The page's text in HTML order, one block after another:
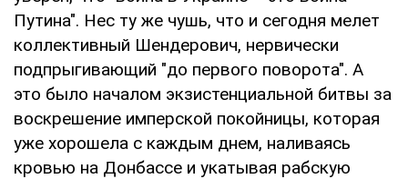
Путина". Нес ту же чушь, что и сегодня мелет
коллективный Шендерович, нервически
подпрыгивающий "до первого поворота". А
это было началом экзистенциальной битвы за
воскрешение имперской покойницы, которая
уже хорошела с каждым днем, наливаясь
кровью на Донбассе и укатывая рабскую